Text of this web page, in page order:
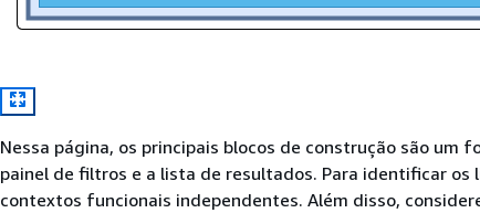
Nessa página, os principais blocos de construção são um
painel de filtros e a lista de resultados. Para identificar
contextos funcionais independentes. Além disso,